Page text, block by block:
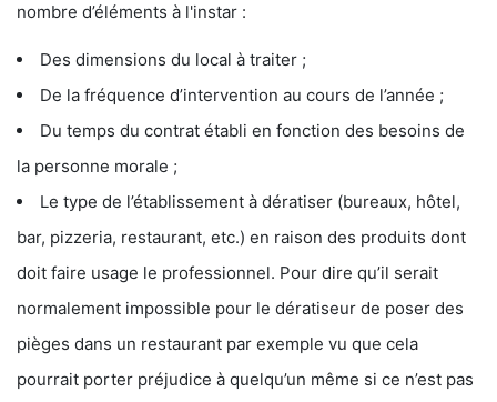
nombre d’éléments à l'instar :
Des dimensions du local à traiter ;
De la fréquence d’intervention au cours de l’année ;
Du temps du contrat établi en fonction des besoins de
la personne morale ;
Le type de l’établissement à dératiser (bureaux, hôtel,
bar, pizzeria, restaurant, etc.) en raison des produits dont
doit faire usage le professionnel. Pour dire qu’il serait
normalement impossible pour le dératiseur de poser des
pièges dans un restaurant par exemple vu que cela
pourrait porter préjudice à quelqu’un même si ce n’est pas